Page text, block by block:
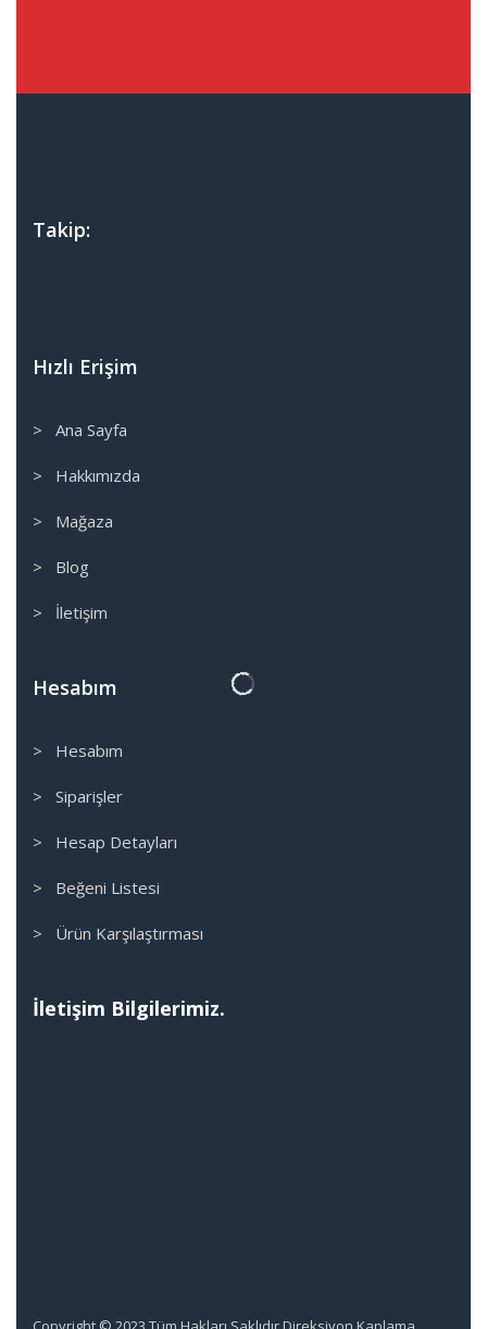
Takip:
Hızlı Erişim
> Ana Sayfa
> Hakkımızda
> Mağaza
> Blog
> İletişim
Hesabım
> Hesabım
> Siparişler
> Hesap Detayları
> Beğeni Listesi
> Ürün Karşılaştırması
İletişim Bilgilerimiz.